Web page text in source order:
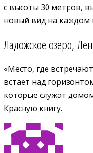
с высоты 30 метров,
новый вид на каждом
Ладожское озеро,
«Место, где
встает над
которые служат
Красную книгу.